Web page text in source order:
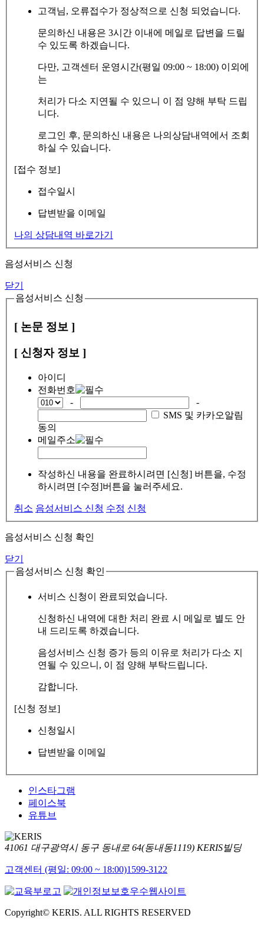
고객님, 오류접수가 정상적으로 신청 되었습니다.
문의하신 내용은 3시간 이내에 메일로 답변을 드릴
수 있도록 하겠습니다.
다만, 고객센터 운영시간(평일 09:00 ~ 18:00) 이외에
는
처리가 다소 지연될 수 있으니 이 점 양해 부탁 드립
니다.
로그인 후, 문의하신 내용은 나의상담내역에서 조회
하실 수 있습니다.
[접수 정보]
접수일시
답변받을 이메일
나의 상담내역 바로가기
음성서비스 신청
닫기
음성서비스 신청
[ 논문 정보 ]
[ 신청자 정보 ]
아이디
전화번호
-
-
SMS 및 카카오알림
동의
메일주소
작성하신 내용을 완료하시려면 [신청] 버튼을, 수정
하시려면 [수정]버튼을 눌러주세요.
취소 음성서비스 신청 수정 신청
음성서비스 신청 확인
닫기
음성서비스 신청 확인
서비스 신청이 완료되었습니다.
신청하신 내역에 대한 처리 완료 시 메일로 별도 안
내 드리도록 하겠습니다.
음성서비스 신청 증가 등의 이유로 처리가 다소 지
연될 수 있으니, 이 점 양해 부탁드립니다.
감합니다.
[신청 정보]
신청일시
답변받을 이메일
인스타그램
페이스북
유튜브
41061 대구광역시 동구 동내로 64(동내동1119) KERIS빌딩
고객센터 (평일: 09:00 ~ 18:00)1599-3122
Copyright© KERIS. ALL RIGHTS RESERVED